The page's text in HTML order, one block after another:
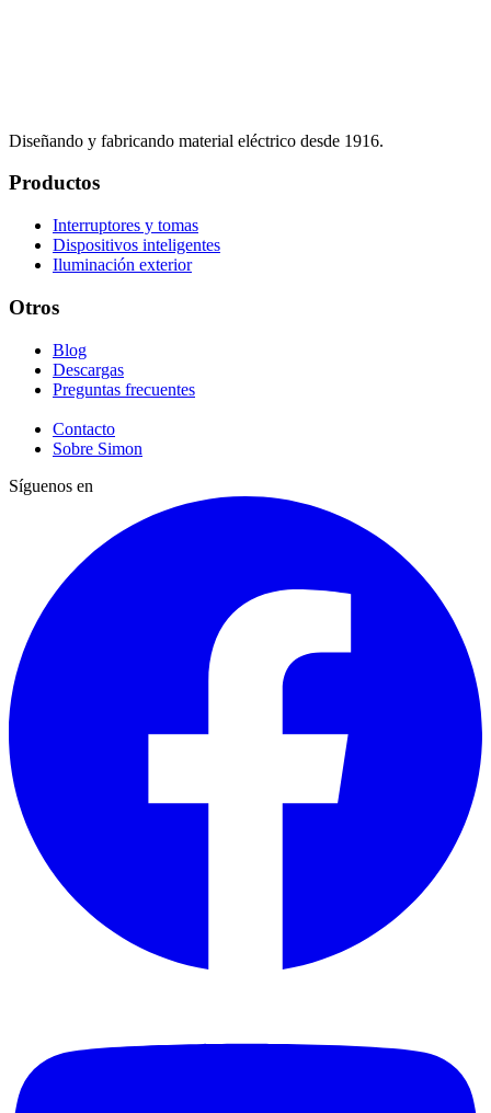
Diseñando y fabricando material eléctrico desde 1916.
Productos
Interruptores y tomas
Dispositivos inteligentes
Iluminación exterior
Otros
Blog
Descargas
Preguntas frecuentes
Contacto
Sobre Simon
Síguenos en